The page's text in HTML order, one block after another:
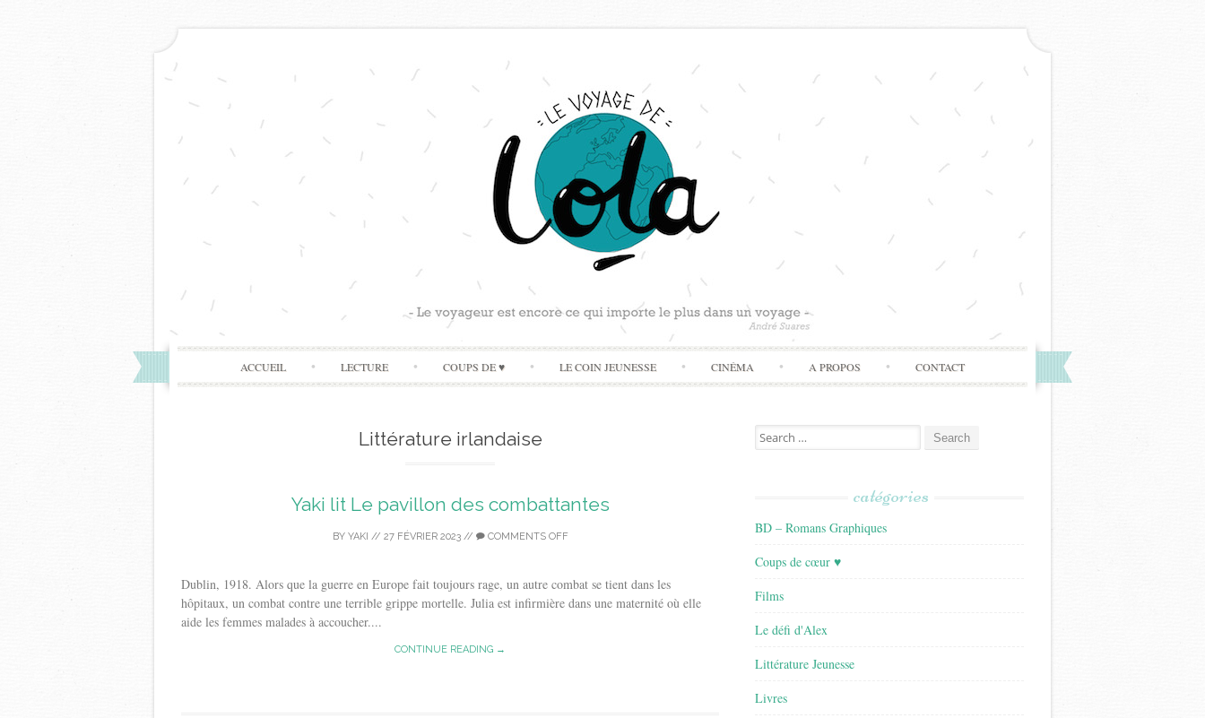
Skip
to
ACCUEIL LECTURE COUPS DE ♥ LE COIN JEUNESSE CINÉMA A PROPOS CONTACT
Littérature irlandaise
Yaki lit Le pavillon des combattantes
BY YAKI // 27 FÉVRIER 2023// COMMENTS OFF
Dublin, 1918. Alors que la guerre en Europe fait toujours rage, un autre combat se tient dans les
hôpitaux, un combat contre une terrible grippe mortelle. Julia est infirmière dans une maternité où elle
aide les femmes malades à accoucher....
CONTINUE READING →
Search
for:
catégories
BD – Romans Graphiques
Coups de cœur ♥
Films
Le défi d'Alex
Littérature Jeunesse
Livres